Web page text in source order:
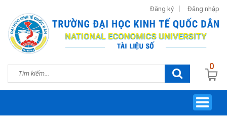
0
Đăng ký Đăng nhập
Toggle